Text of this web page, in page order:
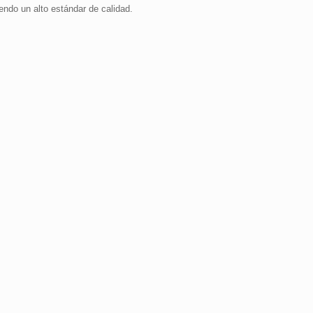
un alto estándar de calidad.